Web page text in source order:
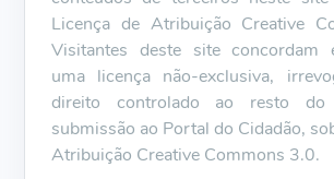
Licença de Atribuição Creative
Visitantes deste site concordam
uma licença não-exclusiva,
direito controlado ao resto
submissão ao Portal do Cidadão,
Atribuição Creative Commons 3.0.